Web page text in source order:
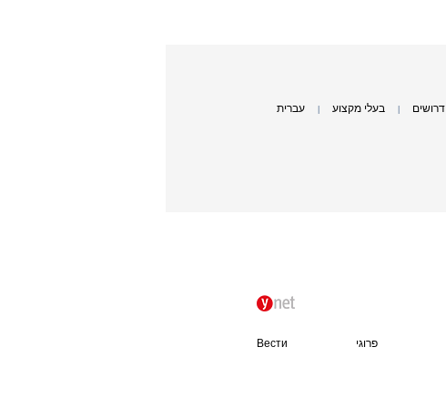
דרושים בעלי מקצוע עברית
פרוגי Вести